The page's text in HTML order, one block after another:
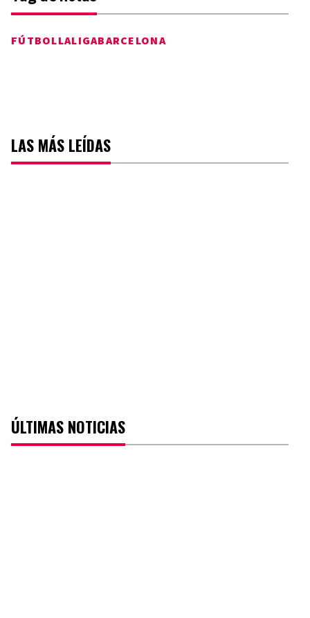
FÚTBOLLALIGABARCELONA
LAS MÁS LEÍDAS
ÚLTIMAS NOTICIAS